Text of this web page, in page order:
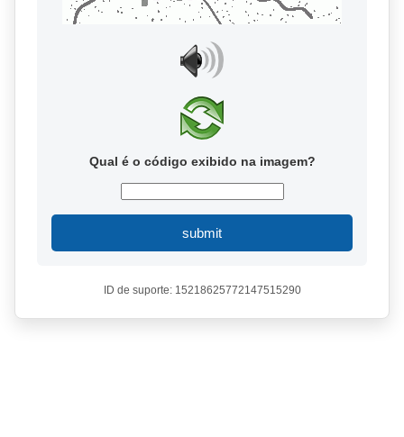
Qual é o código exibido na imagem?
submit
ID de suporte: 15218625772147515290